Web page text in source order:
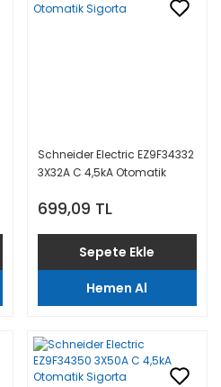
Schneider Electric EZ9F34332
3X32A C 4,5kA Otomatik
699,09 TL
Sepete Ekle
Hemen Al